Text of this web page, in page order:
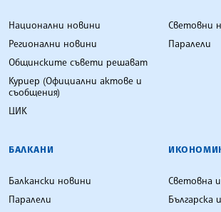
Национални новини
Регионални новини
Общинските съвети решават
Куриер (Официални актове и
съобщения)
ЦИК
Световни
Паралели
БАЛКАНИ
Балкански новини
Паралели
Световна
Българска